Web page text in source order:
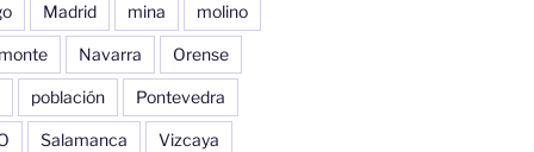
Madrid mina molino
monte Navarra Orense
población Pontevedra
Salamanca Vizcaya